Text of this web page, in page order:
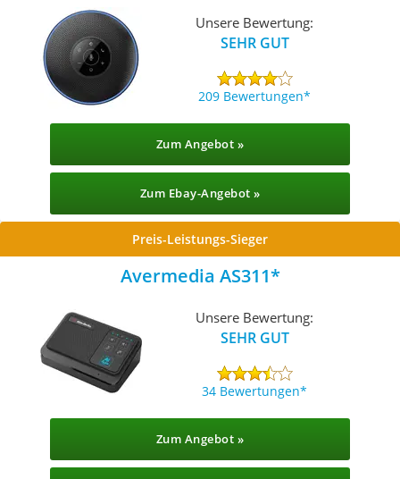
Unsere Bewertung:
SEHR GUT
209 Bewertungen
Zum Angebot »
Zum Ebay-Angebot »
Preis-Leistungs-Sieger
Avermedia AS311
Unsere Bewertung:
SEHR GUT
34 Bewertungen
Zum Angebot »